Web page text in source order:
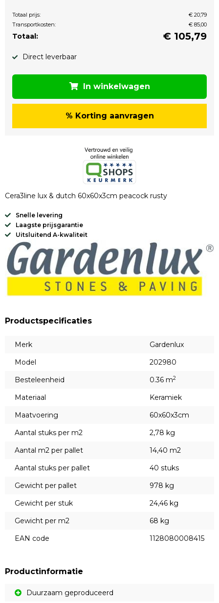
Totaal prijs:
€ 20,79
Transportkosten:
€ 85,00
Totaal: € 105,79
Direct leverbaar
In winkelwagen
% Korting aanvragen
Cera3line lux & dutch 60x60x3cm peacock rusty
Snelle levering
Laagste prijsgarantie
Uitsluitend A-kwaliteit
Productspecificaties
Merk
Gardenlux
Model
202980
Besteleenheid
0.36 m2
Materiaal
Keramiek
Maatvoering
60x60x3cm
Aantal stuks per m2
2,78 kg
Aantal m2 per pallet
14,40 m2
Aantal stuks per pallet
40 stuks
Gewicht per pallet
978 kg
Gewicht per stuk
24,46 kg
Gewicht per m2
68 kg
EAN code
1128080008415
Productinformatie
Duurzaam geproduceerd